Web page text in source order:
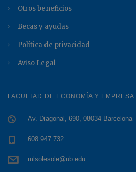
Otros beneficios
Becas y ayudas
Política de privacidad
Aviso Legal
FACULTAD DE ECONOMÍA Y EMPRESA
Av. Diagonal, 690, 08034 Barcelona
608 947 732
mlsolesole@ub.edu